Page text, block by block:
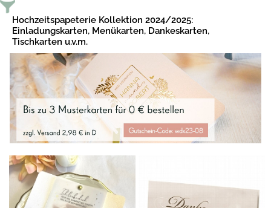
Hochzeitspapeterie Kollektion 2024/2025:
Einladungskarten, Menükarten, Dankeskarten,
Tischkarten u.v.m.